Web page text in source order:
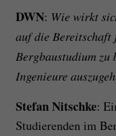
DWN: Wie wirkt
auf die Bereitschaft
Bergbaustudium zu
Ingenieure
Stefan Nitschke:
Studierenden im